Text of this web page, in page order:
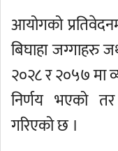
आयोगको
बिघाहा जग्गाहरु
२०२८ र २०५७ मा
निर्णय भएको
गरिएको छ ।